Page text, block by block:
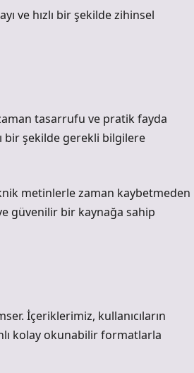
ve hızlı bir şekilde zihinsel
tasarrufu ve pratik fayda
bir şekilde gerekli bilgilere
metinlerle zaman kaybetmeden
güvenilir bir kaynağa sahip
İçeriklerimiz, kullanıcıların
kolay okunabilir formatlarla